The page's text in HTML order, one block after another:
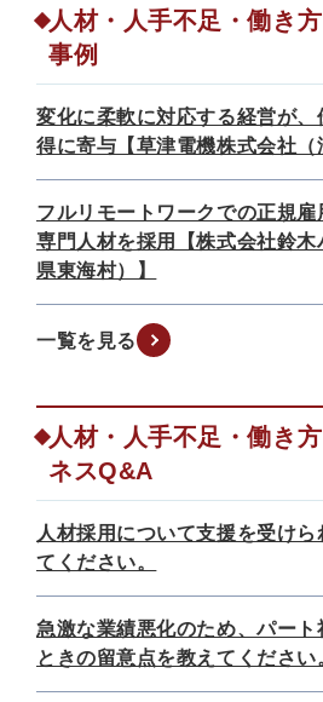
人材・人手不足・働き
事例
変化に柔軟に対応する経営が
得に寄与【草津電機株式会社（
フルリモートワークでの正規
専門人材を採用【株式会社鈴
県東海村）】
一覧を見る
人材・人手不足・働き
ネスQ&A
人材採用について支援を受けら
てください。
急激な業績悪化のため、パート
ときの留意点を教えてください